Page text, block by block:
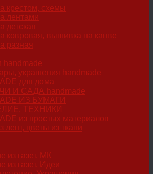
крестом, схемы
лентами
детская
ковровая, вышивка на канве
разная
handmade
украшения handmade
для дома
И САДА handmade
ИЗ БУМАГИ
ТЕХНИКИ
из простых материалов
лент, цветы из ткани
из газет. МК
из газет. Идеи